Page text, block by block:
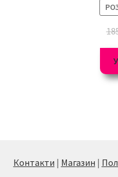
Контакти | Магазин |